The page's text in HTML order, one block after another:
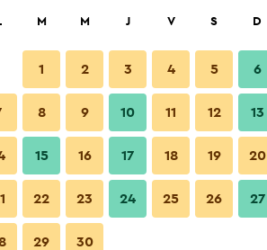
Otros
Fotos
M M J V S D
1 2 3 4 5 6
8 9 10 11 12 13
15 16 17 18 19 20
22 23 24 25 26 27
29 30